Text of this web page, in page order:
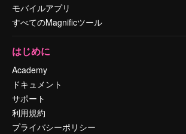
モバイルアプリ
すべてのMagnificツール
はじめに
Academy
ドキュメント
サポート
利用規約
プライバシーポリシー